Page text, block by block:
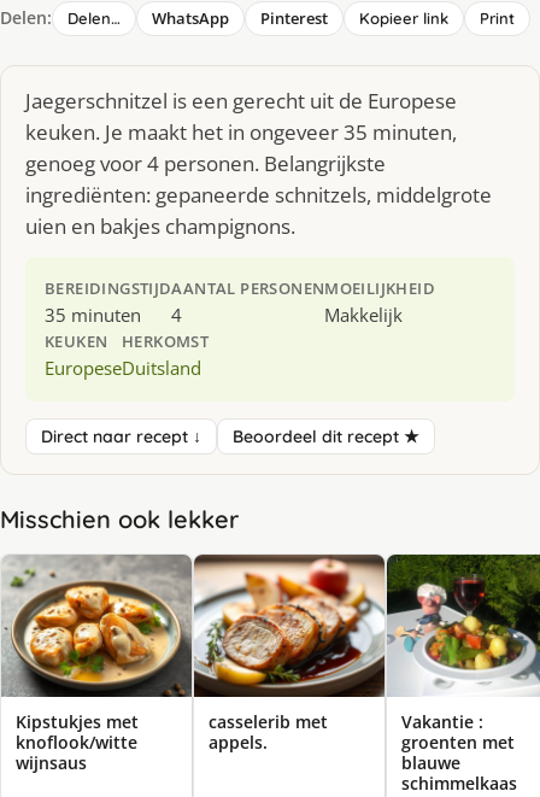
Delen: Delen… WhatsApp Pinterest Kopieer link Print
Jaegerschnitzel is een gerecht uit de Europese
keuken. Je maakt het in ongeveer 35 minuten,
genoeg voor 4 personen. Belangrijkste
ingrediënten: gepaneerde schnitzels, middelgrote
uien en bakjes champignons.
BEREIDINGSTIJD
35 minuten
AANTAL PERSONEN
4
MOEILIJKHEID
Makkelijk
KEUKEN
Europese
HERKOMST
Duitsland
Direct naar recept ↓ Beoordeel dit recept ★
Misschien ook lekker
Kipstukjes met
knoflook/witte
wijnsaus
casselerib met
appels.
Vakantie :
groenten met
blauwe
schimmelkaas